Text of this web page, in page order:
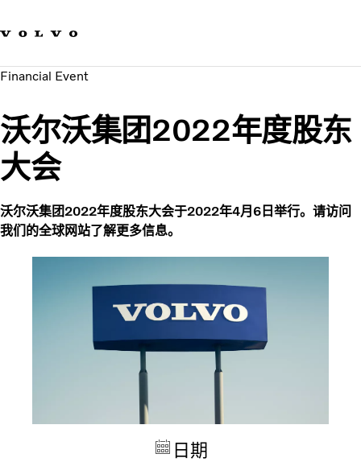
可持续发展
新闻与媒体
关于我们
Financial Event
沃尔沃集团2022年度股东
大会
沃尔沃集团2022年度股东大会于2022年4月6日举行。请访问
我们的全球网站了解更多信息。
日期